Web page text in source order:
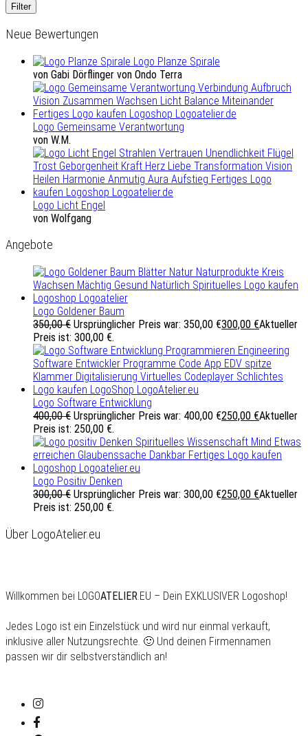
Filter
Neue Bewertungen
Logo Planze Spirale
von Gabi Dörflinger von Ondo Terra
Logo Gemeinsame Verantwortung
von W.M.
Logo Licht Engel
von Wolfgang
Angebote
Logo Goldener Baum
350,00€ Ursprünglicher Preis war: 350,00 €300,00 €Aktueller
Preis ist: 300,00 €.
Logo Software Entwicklung
400,00€ Ursprünglicher Preis war: 400,00 €250,00 €Aktueller
Preis ist: 250,00 €.
Logo Positiv Denken
300,00€ Ursprünglicher Preis war: 300,00 €250,00 €Aktueller
Preis ist: 250,00 €.
Über LogoAtelier.eu
Willkommen bei LOGOATELIER.EU – Dein EXKLUSIVER Logoshop!
Jedes Logo ist ein Einzelstück und wird nur einmal verkauft,
inklusive aller Nutzungsrechte. 🙂 Und deinen Firmennamen
passen wir dir selbstverständlich an!